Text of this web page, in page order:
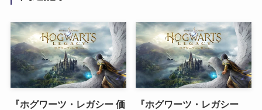
『ホグワーツ・レガシー 価
『ホグワーツ・レガシー